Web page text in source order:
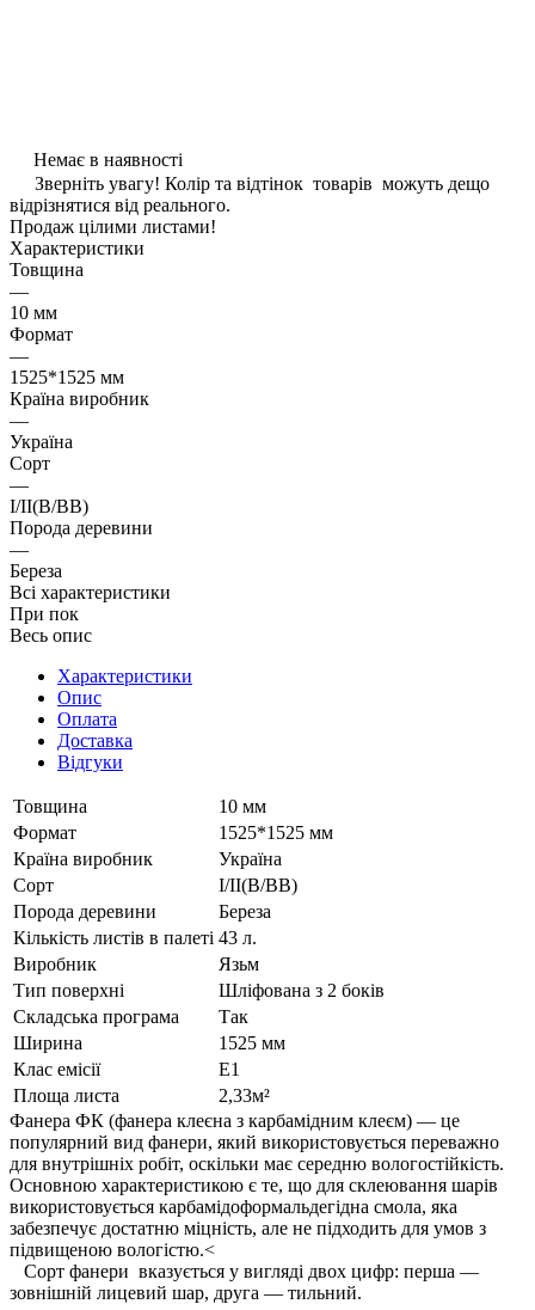
Немає в наявності
Зверніть увагу! Колір та відтінок товарів можуть дещо
відрізнятися від реального.
Продаж цілими листами!
Характеристики
Товщина
—
10 мм
Формат
—
1525*1525 мм
Країна виробник
—
Україна
Cорт
—
I/II(B/BB)
Порода деревини
—
Береза
Всі характеристики
При пок
Весь опис
Характеристики
Опис
Оплата
Доставка
Відгуки
Товщина
10 мм
Формат
1525*1525 мм
Країна виробник
Україна
Cорт
I/II(B/BB)
Порода деревини
Береза
Кількість листів в палеті 43 л.
Виробник
Язьм
Тип поверхні
Шліфована з 2 боків
Складська програма
Так
Ширина
1525 мм
Клас емісії
E1
Площа листа
2,33м²
Фанера ФК (фанера клеєна з карбамідним клеєм) — це
популярний вид фанери, який використовується переважно
для внутрішніх робіт, оскільки має середню вологостійкість.
Основною характеристикою є те, що для склеювання шарів
використовується карбамідоформальдегідна смола, яка
забезпечує достатню міцність, але не підходить для умов з
підвищеною вологістю.<
Сорт фанери вказується у вигляді двох цифр: перша —
зовнішній лицевий шар, друга — тильний.